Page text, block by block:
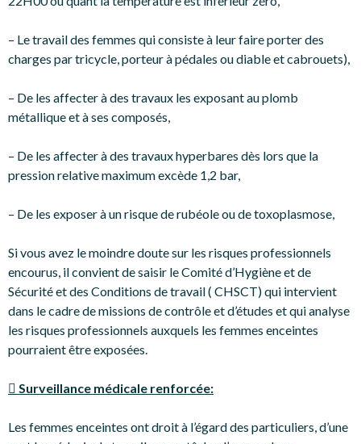
– Le travail des femmes qui consiste à leur faire porter des
charges par tricycle, porteur à pédales ou diable et cabrouets),
– De les affecter à des travaux les exposant au plomb
métallique et à ses composés,
– De les affecter à des travaux hyperbares dès lors que la
pression relative maximum excède 1,2 bar,
– De les exposer à un risque de rubéole ou de toxoplasmose,
Si vous avez le moindre doute sur les risques professionnels
encourus, il convient de saisir le Comité d’Hygiène et de
Sécurité et des Conditions de travail ( CHSCT) qui intervient
dans le cadre de missions de contrôle et d’études et qui analyse
les risques professionnels auxquels les femmes enceintes
pourraient être exposées.
 Surveillance médicale renforcée:
Les femmes enceintes ont droit à l’égard des particuliers, d’une